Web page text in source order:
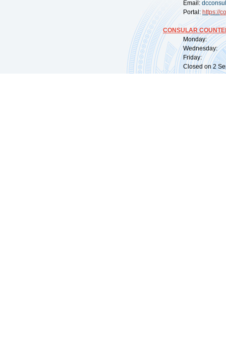
Email:
Portal: https://
CONSULAR
Monday:
Wednesday:
Friday:
Closed on 2